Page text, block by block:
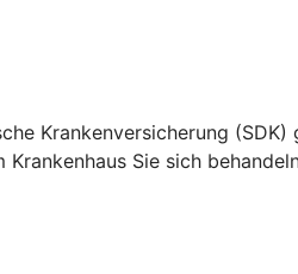
Krankenversicherung
Sie sich